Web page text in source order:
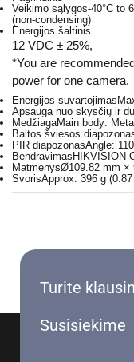
Veikimo sąlygos-40°C to
(non-condensing)
Energijos šaltinis
12 VDC ± 25%,
*You are
power for one camera.
Energijos suvartojimas
Apsauga nuo skysčių ir
MedžiagaMain body:
Baltos šviesos
PIR diapozonasAngle:
Bendravimas HIKVISION-
MatmenysØ109.82 mm ×
SvorisApprox. 396 g
Turite
Susisiekime